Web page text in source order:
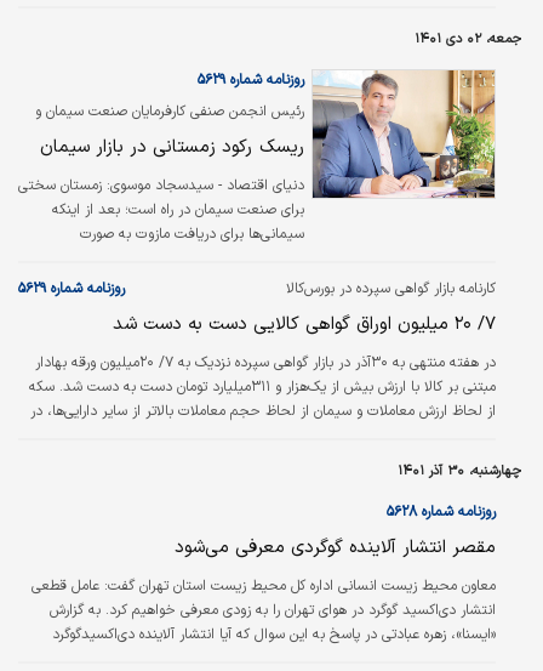
جمعه، ۰۲ دی ۱۴۰۱
رئیس انجمن صنفی کارفرمایان صنعت سیمان و
مدیرعامل «سیدکو» عنوان کرد
روزنامه شماره ۵۶۲۹
ریسک رکود زمستانی در بازار سیمان
دنياي اقتصاد - سيدسجاد موسوي: زمستان سختی
برای صنعت سیمان در راه است؛ بعد از اینکه
سیمانی‌ها برای دریافت مازوت به صورت
درصد فوب خلیج فارس شدند و نهایتا استفاده از
نقل تا دو برابر بهای گاز هزینه‌بر شد، چالش
درصد میانگین مصرف دو ماه اخیر محدود شدند؛
با وجود این‌، دغدغه سیمانی‌ها محدود به کاهش
کارنامه بازار گواهی سپرده در بورس‌کالا روزنامه شماره ۵۶۲۹
۷/ ۲۰ میلیون اوراق گواهی کالایی دست به دست شد
در هفته منتهی به ۳۰آذر در بازار گواهی سپرده نزدیک به ۷/ ۲۰میلیون ورقه بهادار
مبتنی بر کالا با ارزش بیش از یک‌هزار و ۳۱۱میلیارد تومان دست به دست شد. سکه
از لحاظ ارزش معاملات و سیمان از لحاظ حجم معاملات بالاتر از سایر دارایی‌ها، در
چهارشنبه، ۳۰ آذر ۱۴۰۱
روزنامه شماره ۵۶۲۸
مقصر انتشار آلاینده گوگردی معرفی می‌شود
معاون محیط زیست انسانی اداره کل محیط زیست استان تهران گفت: عامل قطعی
انتشار دی‌‌اکسید گوگرد در هوای تهران را به زودی معرفی خواهیم کرد. به گزارش
«ایسنا»، زهره عبادتی در پاسخ به این سوال که آیا انتشار آلاینده دی‌‌اکسیدگوگرد